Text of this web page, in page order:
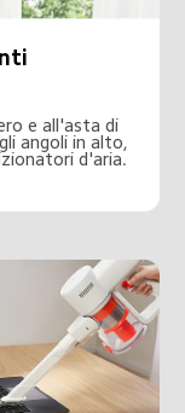
e all'asta di
angoli in alto,
d'aria.